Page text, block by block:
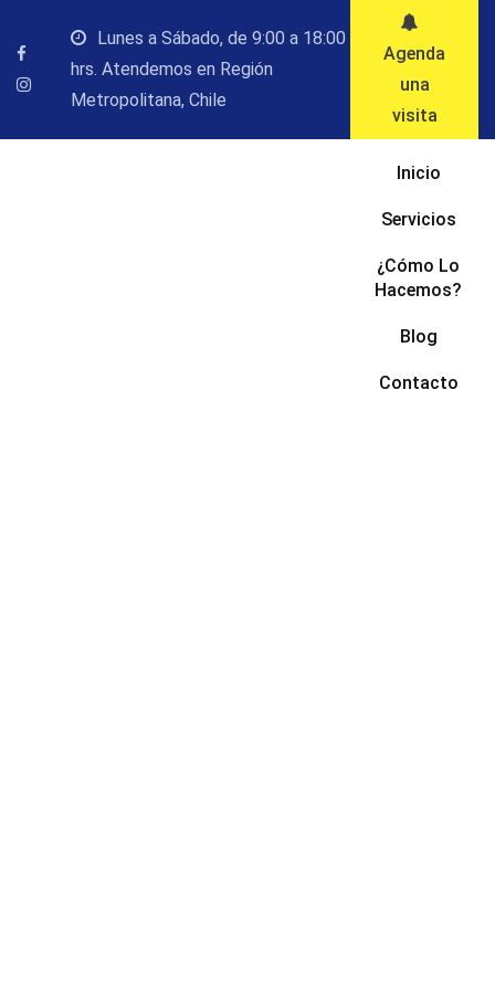
contenido
Lunes a Sábado, de 9:00 a 18:00
hrs. Atendemos en Región
Metropolitana, Chile
Agenda
una
visita
Inicio
Servicios
¿Cómo Lo
Hacemos?
Blog
Contacto